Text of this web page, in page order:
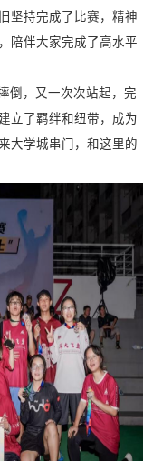
坚持完成了比赛，精神
陪伴大家完成了高水平
倒，又一次次站起，完
立了羁绊和纽带，成为
大学城串门，和这里的